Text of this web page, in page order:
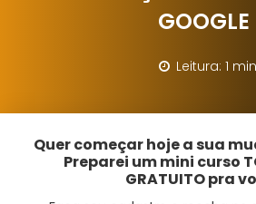
GOOGLE
Leitura: 1 min
Quer começar hoje a sua
Preparei um mini curso
GRATUITO pra